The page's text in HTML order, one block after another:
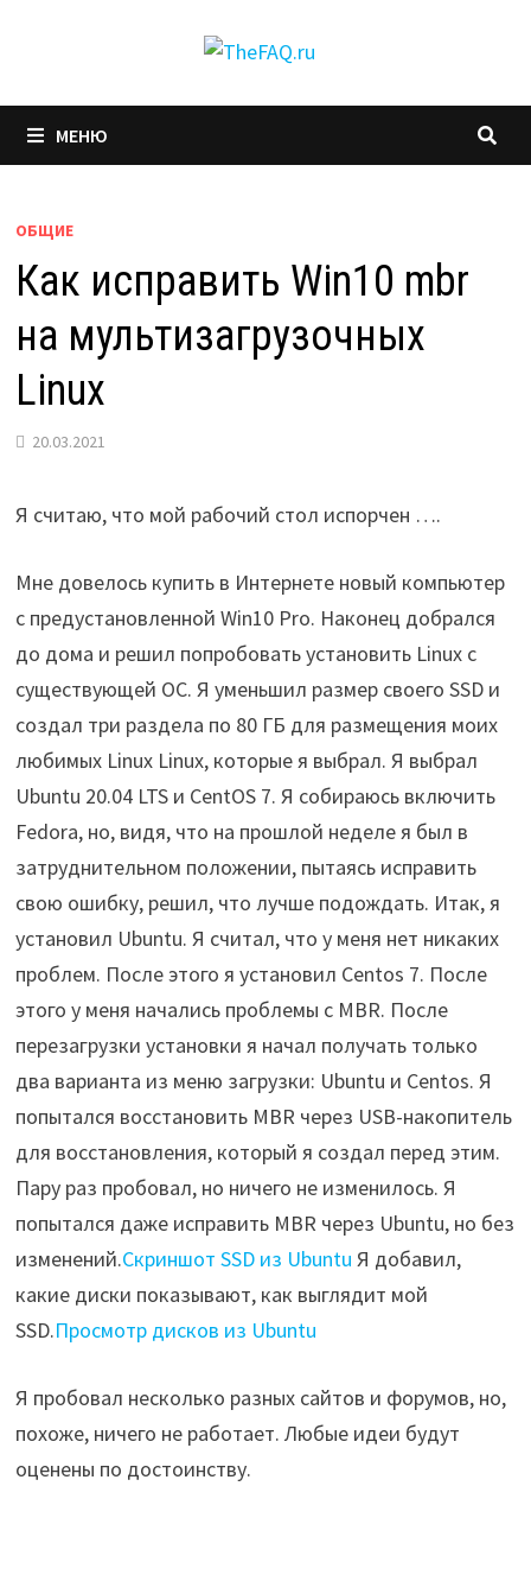
МЕНЮ
ОБЩИЕ
Как исправить Win10 mbr
на мультизагрузочных
Linux
20.03.2021
Я считаю, что мой рабочий стол испорчен ….
Мне довелось купить в Интернете новый компьютер
с предустановленной Win10 Pro. Наконец добрался
до дома и решил попробовать установить Linux с
существующей ОС. Я уменьшил размер своего SSD и
создал три раздела по 80 ГБ для размещения моих
любимых Linux Linux, которые я выбрал. Я выбрал
Ubuntu 20.04 LTS и CentOS 7. Я собираюсь включить
Fedora, но, видя, что на прошлой неделе я был в
затруднительном положении, пытаясь исправить
свою ошибку, решил, что лучше подождать. Итак, я
установил Ubuntu. Я считал, что у меня нет никаких
проблем. После этого я установил Centos 7. После
этого у меня начались проблемы с MBR. После
перезагрузки установки я начал получать только
два варианта из меню загрузки: Ubuntu и Centos. Я
попытался восстановить MBR через USB-накопитель
для восстановления, который я создал перед этим.
Пару раз пробовал, но ничего не изменилось. Я
попытался даже исправить MBR через Ubuntu, но без
изменений.Скриншот SSD из Ubuntu Я добавил,
какие диски показывают, как выглядит мой
SSD.Просмотр дисков из Ubuntu
Я пробовал несколько разных сайтов и форумов, но,
похоже, ничего не работает. Любые идеи будут
оценены по достоинству.